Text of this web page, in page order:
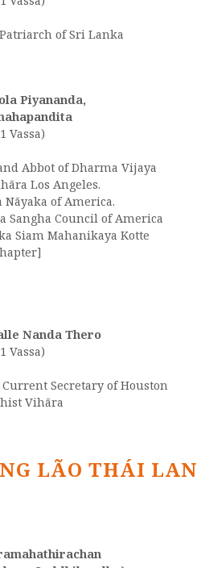
of Sri Lanka
Piyananda,
Vassa)
Abbot of Dharma Vijaya
Los Angeles.
Nāyaka of America.
Sangha Council of America
Siam Mahanikaya Kotte
Nanda Thero
Vassa)
Secretary of Houston
Vihāra
LÃO THÁI LAN